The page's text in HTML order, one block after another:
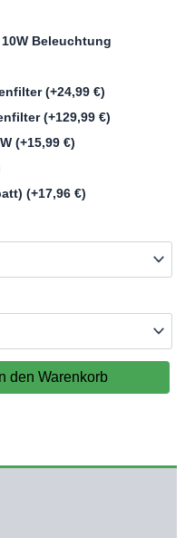
Beleuchtung
(+24,99 €)
(+129,99 €)
(+15,99 €)
(+17,96 €)
In den Warenkorb